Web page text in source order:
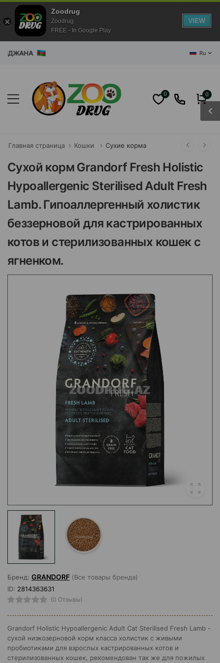
Ru
0 0
Главная страница Кошки Сухие корма
Сухой корм Grandorf Fresh Holistiс
Hypoallergenic Sterilised Adult Fresh
Lamb. Гипоаллергенный холистик
беззерновой для кастрированных
котов и стерилизованных кошек с
ягненком.
Бренд: GRANDORF (Все товары бренда)
ID: 2814363631
(0 Отзывы)
Grandorf Holistiс Hypoallergenic Adult Cat Sterilised Fresh Lamb -
cухой низкозерновой корм класса холистик с живыми
пробиотиками для взрослых кастрированных котов и
стерилизованных кошек, рекомендован так же для пожилых
Zoodrug
Zoodrug
FREE - In Google Play
VIEW